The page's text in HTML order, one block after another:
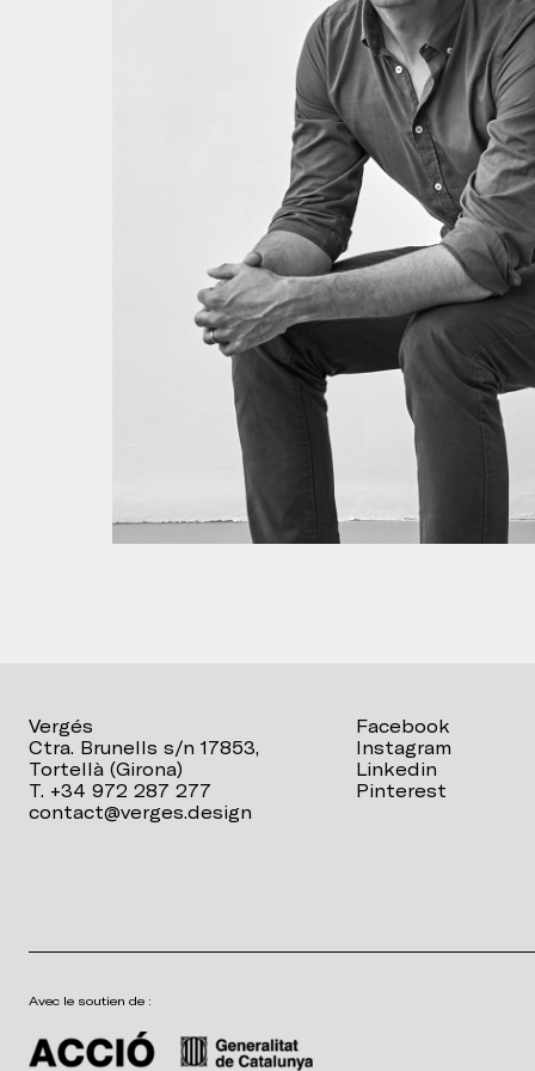
Vergés
Ctra. Brunells s/n 17853,
Tortellà (Girona)
T. +34 972 287 277
contact@verges.design
Facebook
Instagram
Linkedin
Pinterest
Avec le soutien de :